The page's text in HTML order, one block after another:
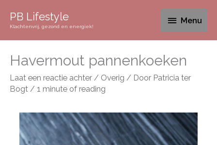
PB Lifestyle
Klachtenvrij, gezond en energiek!
Menu
Havermout pannenkoeken
Laat een reactie achter / Overig / Door Patricia ter
Bogt / 1 minute of reading